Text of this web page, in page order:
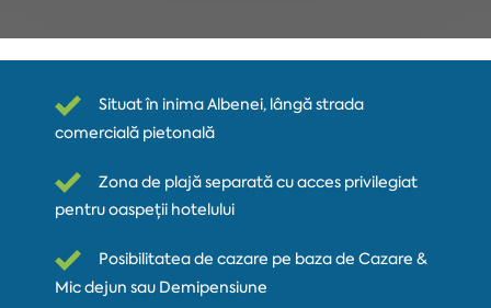
Situat în inima Albenei, lângă strada
comercială pietonală
Zona de plajă separată cu acces privilegiat
pentru oaspeții hotelului
Posibilitatea de cazare pe baza de Cazare &
Mic dejun sau Demipensiune